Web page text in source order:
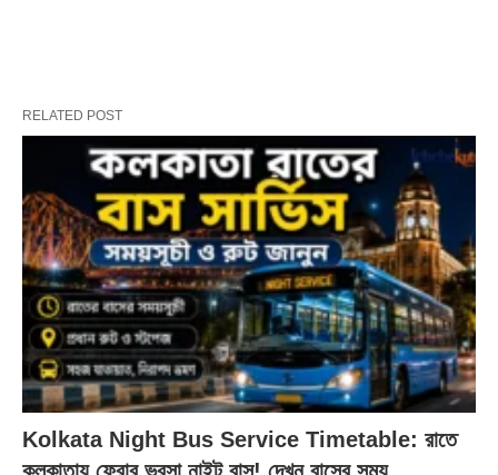
RELATED POST
Kolkata Night Bus Service Timetable: রাতে
কলকাতায় ফেরার ভরসা নাইট বাস! দেখুন বাসের সময়